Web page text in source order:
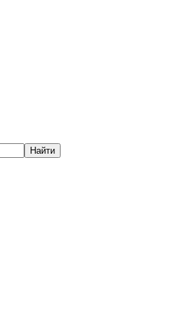
Найти